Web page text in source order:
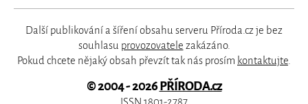
Další publikování a šíření obsahu serveru Příroda.cz je bez
souhlasu provozovatele zakázáno.
Pokud chcete nějaký obsah převzít tak nás prosím kontaktujte
© 2004 - 2026PŘÍRODA.cz